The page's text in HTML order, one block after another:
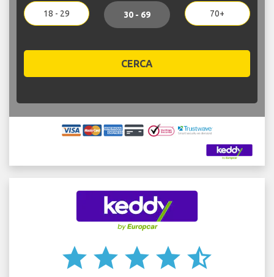
18 - 29 30 - 69 70+
CERCA
star star star star star_half